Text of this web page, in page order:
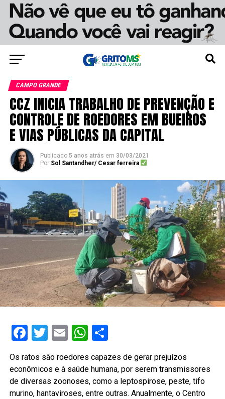
CAMPO GRANDE
CCZ INICIA TRABALHO DE PREVENÇÃO E
CONTROLE DE ROEDORES EM BUEIROS
E VIAS PÚBLICAS DA CAPITAL
Publicado 5 anos atrás em 30/03/2021
Por Sol Santandher/ Cesar ferreira
Facebook
Twitter
EmailWhatsApp
Share
Os ratos são roedores capazes de gerar prejuízos
econômicos e à saúde humana, por serem transmissores
de diversas zoonoses, como a leptospirose, peste, tifo
murino, hantaviroses, entre outras. Anualmente, o Centro